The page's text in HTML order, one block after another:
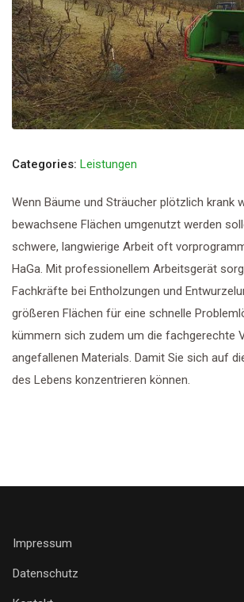
Categories: Leistungen
Wenn Bäume und Sträucher plötzlich krank
bewachsene Flächen umgenutzt werden
schwere, langwierige Arbeit oft
HaGa. Mit professionellem Arbeitsgerät
Fachkräfte bei Entholzungen und
größeren Flächen für eine schnelle
kümmern sich zudem um die fachgerechte
angefallenen Materials. Damit Sie sich auf
des Lebens konzentrieren können.
Impressum
Datenschutz